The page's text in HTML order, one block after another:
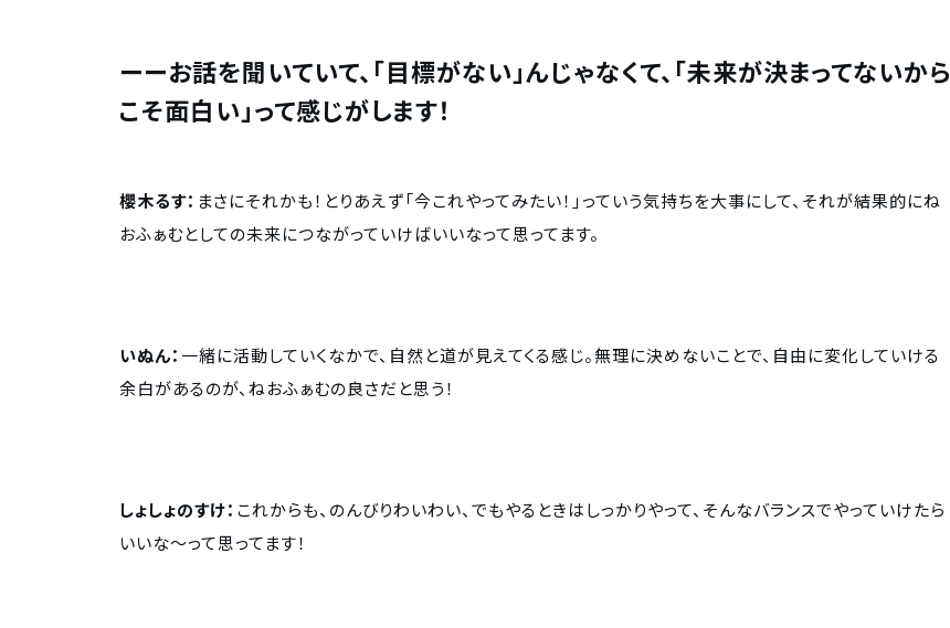
ーーお話を聞いていて、「目標がない」んじゃなくて、「未来が決まってないから
こそ面白い」って感じがします！
櫻木るす： まさにそれかも！とりあえず「今これやってみたい！」っていう気持ちを大事にして、それが結果的にね
おふぁむとしての未来につながっていけばいいなって思ってます。
いぬん： 一緒に活動していくなかで、自然と道が見えてくる感じ。無理に決めないことで、自由に変化していける
余白があるのが、ねおふぁむの良さだと思う！
しょしょのすけ： これからも、のんびりわいわい、でもやるときはしっかりやって、そんなバランスでやっていけたら
いいな〜って思ってます！